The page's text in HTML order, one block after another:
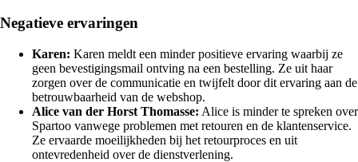
Negatieve ervaringen
Karen: Karen meldt een minder positieve ervaring waarbij ze
geen bevestigingsmail ontving na een bestelling. Ze uit haar
zorgen over de communicatie en twijfelt door dit ervaring aan de
betrouwbaarheid van de webshop.
Alice van der Horst Thomasse: Alice is minder te spreken over
Spartoo vanwege problemen met retouren en de klantenservice.
Ze ervaarde moeilijkheden bij het retourproces en uit
ontevredenheid over de dienstverlening.